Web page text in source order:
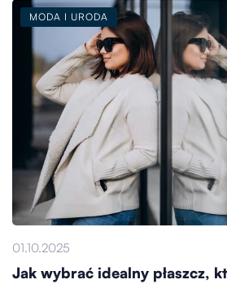
MODA I URODA
01.10.2025
Jak wybrać idealny płaszcz,